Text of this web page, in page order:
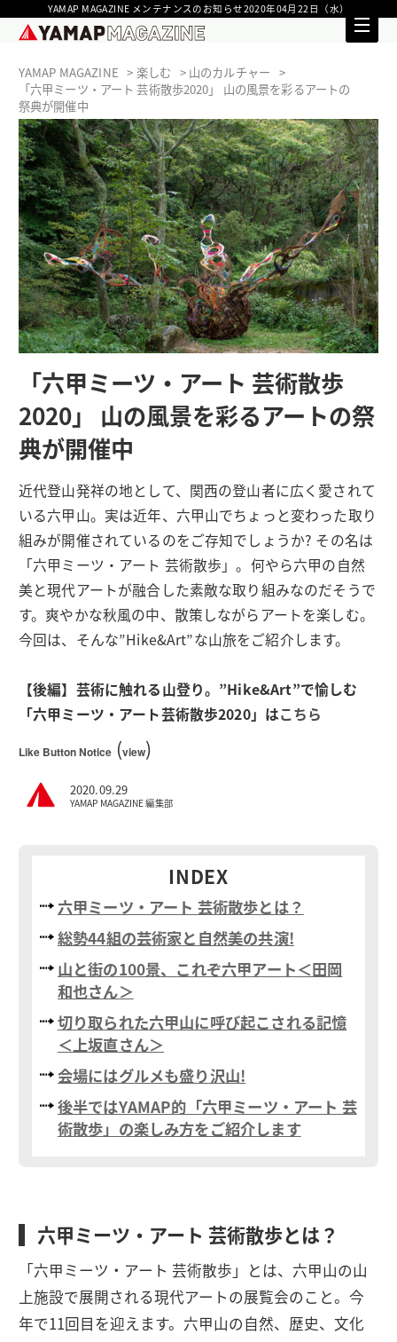
YAMAP MAGAZINE メンテナンスのお知らせ2020年04月22日（水）
YAMAP MAGAZINE 楽しむ
山のカルチャー
「六甲ミーツ・アート 芸術散歩2020」 山の風景を彩るアートの
祭典が開催中
「六甲ミーツ・アート 芸術散歩
2020」 山の風景を彩るアートの祭
典が開催中
近代登山発祥の地として、関西の登山者に広く愛されて
いる六甲山。実は近年、六甲山でちょっと変わった取り
組みが開催されているのをご存知でしょうか? その名は
「六甲ミーツ・アート 芸術散歩」。何やら六甲の自然
美と現代アートが融合した素敵な取り組みなのだそうで
す。爽やかな秋風の中、散策しながらアートを楽しむ。
今回は、そんな”Hike&Art”な山旅をご紹介します。
【後編】芸術に触れる山登り。”Hike&Art”で愉しむ
「六甲ミーツ・アート芸術散歩2020」はこちら
Like Button Notice(view)
2020.09.29
YAMAP MAGAZINE 編集部
INDEX
六甲ミーツ・アート 芸術散歩とは？
総勢44組の芸術家と自然美の共演!
山と街の100景、これぞ六甲アート＜田岡
和也さん＞
切り取られた六甲山に呼び起こされる記憶
＜上坂直さん＞
会場にはグルメも盛り沢山!
後半ではYAMAP的「六甲ミーツ・アート 芸
術散歩」の楽しみ方をご紹介します
六甲ミーツ・アート 芸術散歩とは？
「六甲ミーツ・アート 芸術散歩」とは、六甲山の山
上施設で展開される現代アートの展覧会のこと。今
年で11回目を迎えます。六甲山の自然、歴史、文化